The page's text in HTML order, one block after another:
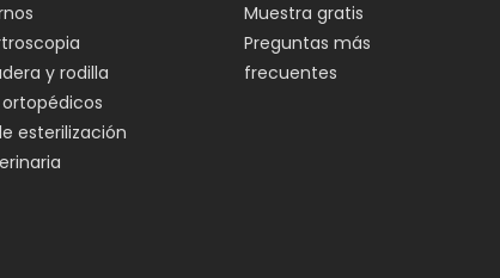
y rodilla
esterilización
Muestra gratis
Preguntas más
frecuentes